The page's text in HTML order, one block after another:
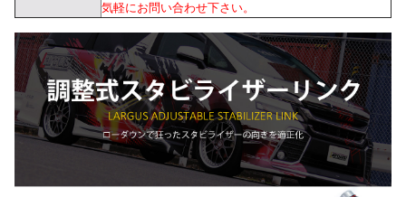
気軽にお問い合わせ下さい。